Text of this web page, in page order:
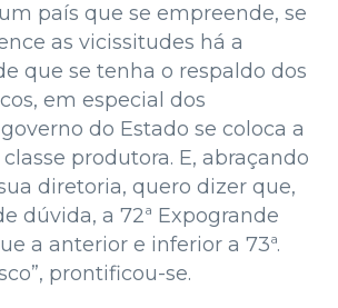
país que se empreende, se
as vicissitudes há a
que se tenha o respaldo dos
em especial dos
do Estado se coloca a
produtora. E, abraçando
diretoria, quero dizer que,
dúvida, a 72ª Expogrande
a anterior e inferior a 73ª.
prontificou-se.